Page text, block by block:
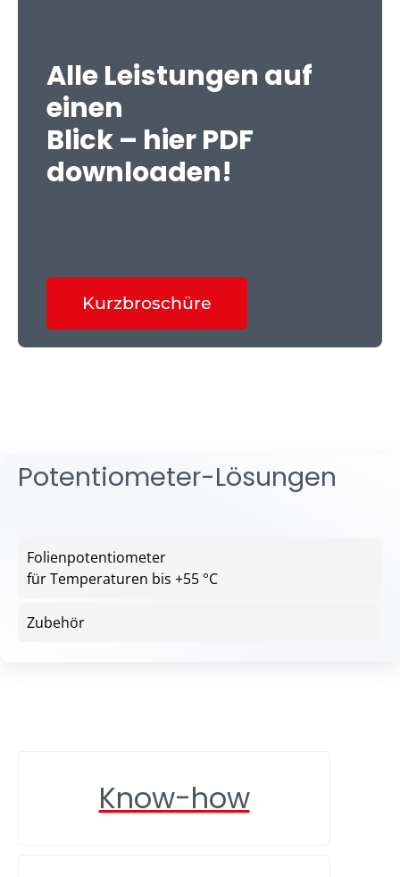
Alle Leistungen auf
einen
Blick – hier PDF
downloaden!
Kurzbroschüre
Potentiometer-Lösungen
Folienpotentiometer
für Temperaturen bis +55 °C
Zubehör
Know-how